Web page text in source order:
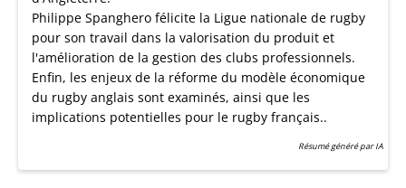
Philippe Spanghero félicite la Ligue nationale de rugby
pour son travail dans la valorisation du produit et
l'amélioration de la gestion des clubs professionnels.
Enfin, les enjeux de la réforme du modèle économique
du rugby anglais sont examinés, ainsi que les
implications potentielles pour le rugby français..
Résumé généré par IA